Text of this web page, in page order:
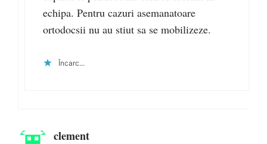
echipa. Pentru cazuri asemanatoare
ortodocsii nu au stiut sa se mobilizeze.
Încarc...
clement